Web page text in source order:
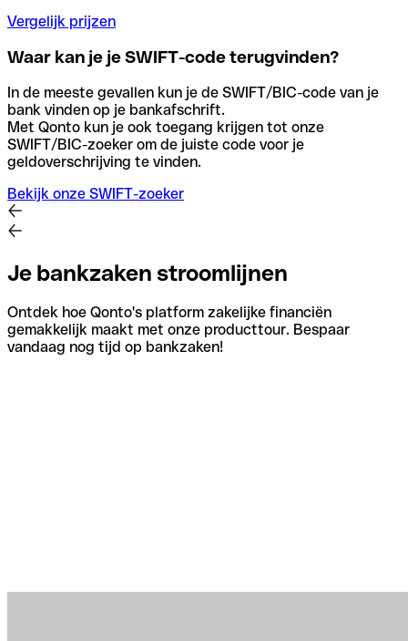
Vergelijk prijzen
Waar kan je je SWIFT-code terugvinden?
In de meeste gevallen kun je de SWIFT/BIC-code van je
bank vinden op je bankafschrift.
Met Qonto kun je ook toegang krijgen tot onze
SWIFT/BIC-zoeker om de juiste code voor je
geldoverschrijving te vinden.
Bekijk onze SWIFT-zoeker
Je bankzaken stroomlijnen
Ontdek hoe Qonto's platform zakelijke financiën
gemakkelijk maakt met onze producttour. Bespaar
vandaag nog tijd op bankzaken!